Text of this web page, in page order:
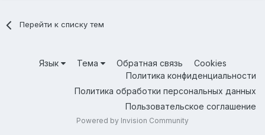
Перейти к списку тем
Язык Тема Обратная связь
Cookies
Политика конфиденциальности
Политика обработки персональных данных
Пользовательское соглашение
Powered by Invision Community